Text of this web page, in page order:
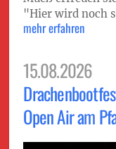
"Hier wird noch
mehr erfahren
15.08.2026
Open Air am